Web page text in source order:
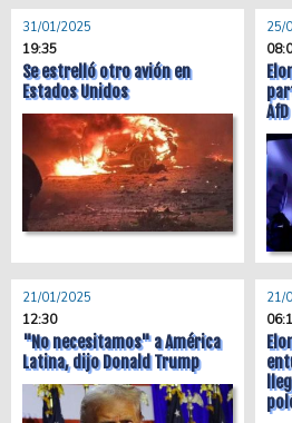
31/01/2025
19:35
Se estrelló otro avión en
Estados Unidos
25/
21/01/2025
12:30
"No necesitamos" a América
Latina, dijo Donald Trump
21/